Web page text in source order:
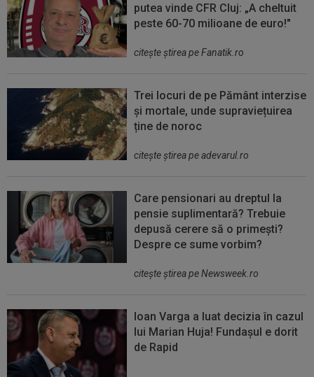
putea vinde CFR Cluj: „A cheltuit
peste 60-70 milioane de euro!"
citeşte ştirea pe Fanatik.ro
Trei locuri de pe Pământ interzise
și mortale, unde supraviețuirea
ține de noroc
citeşte ştirea pe adevarul.ro
Care pensionari au dreptul la
pensie suplimentară? Trebuie
depusă cerere să o primești?
Despre ce sume vorbim?
citeşte ştirea pe Newsweek.ro
Ioan Varga a luat decizia în cazul
lui Marian Huja! Fundașul e dorit
de Rapid